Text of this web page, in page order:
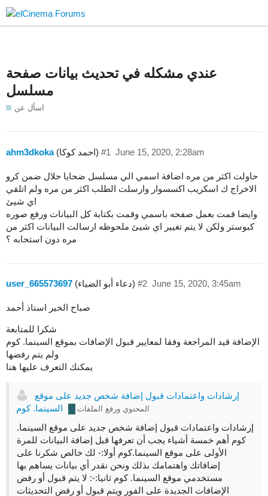
عندي مشكله في تحديث بيانات صفحة
مسلسل
اسأل عن
ahm3dkoka (احمد كوكا) June 15, 2020, 2:28am
#1
حاولت اكثر من مره اضافة اسمي الي مسلسل ضحايا حلال ضمن كرو
الاخراج ك اسكريب اكسسوار وارسلت الطلب اكثر من مره ولم اتلقي
اي شيئ
وايضا قمت بعمل صفحه باسمي وقمت بكتابة كل البيانات ورفع صوره
كبوستر ولكن لا يتم تغيير اي شيئ ملحوظه ارسالت البيانات اكثر من
مره دون استحابه ؟
user_665573697 (دعاء أبو الضياء) June 15, 2020, 3:45am
#2
صباح الخير استاذ أحمد
شكرا للمتابعة
الإضافة قيد المراجعة وفقا لمعايير قبول الإضافات بموقع السينما. كوم
ولم يتم رفضها
يمكنك التعرف عليها هنا
إرشادات واعتمادات قبول إضافة شخص جديد على موقع
السينما. كوم
المحتوي ورفع الملفات
إرشادات واعتمادات قبول إضافة شخص جديد على موقع السينما.
كوم أهم خمسة أشياء يجب أن تعرفها قبل إضافة البيانات للمرة
الأولى على موقع السينما.كوم أولا:- لك خالص شكرنا على
إضافاتك واهتمامك بذلك ونحن نقدر أي بيانات يساهم بها
مستخدمي موقع السينما. كوم ثانيا:-: لا يتم قبول أو رفض
الإضافات الجديدة على الفور ويتم قبول أو رفض التحديثات